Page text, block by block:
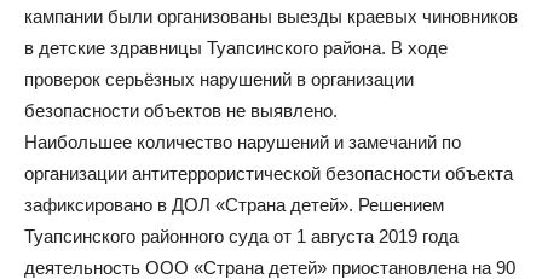
кампании были организованы выезды краевых чиновников
в детские здравницы Туапсинского района. В ходе
проверок серьёзных нарушений в организации
безопасности объектов не выявлено.
Наибольшее количество нарушений и замечаний по
организации антитеррористической безопасности объекта
зафиксировано в ДОЛ «Страна детей». Решением
Туапсинского районного суда от 1 августа 2019 года
деятельность ООО «Страна детей» приостановлена на 90